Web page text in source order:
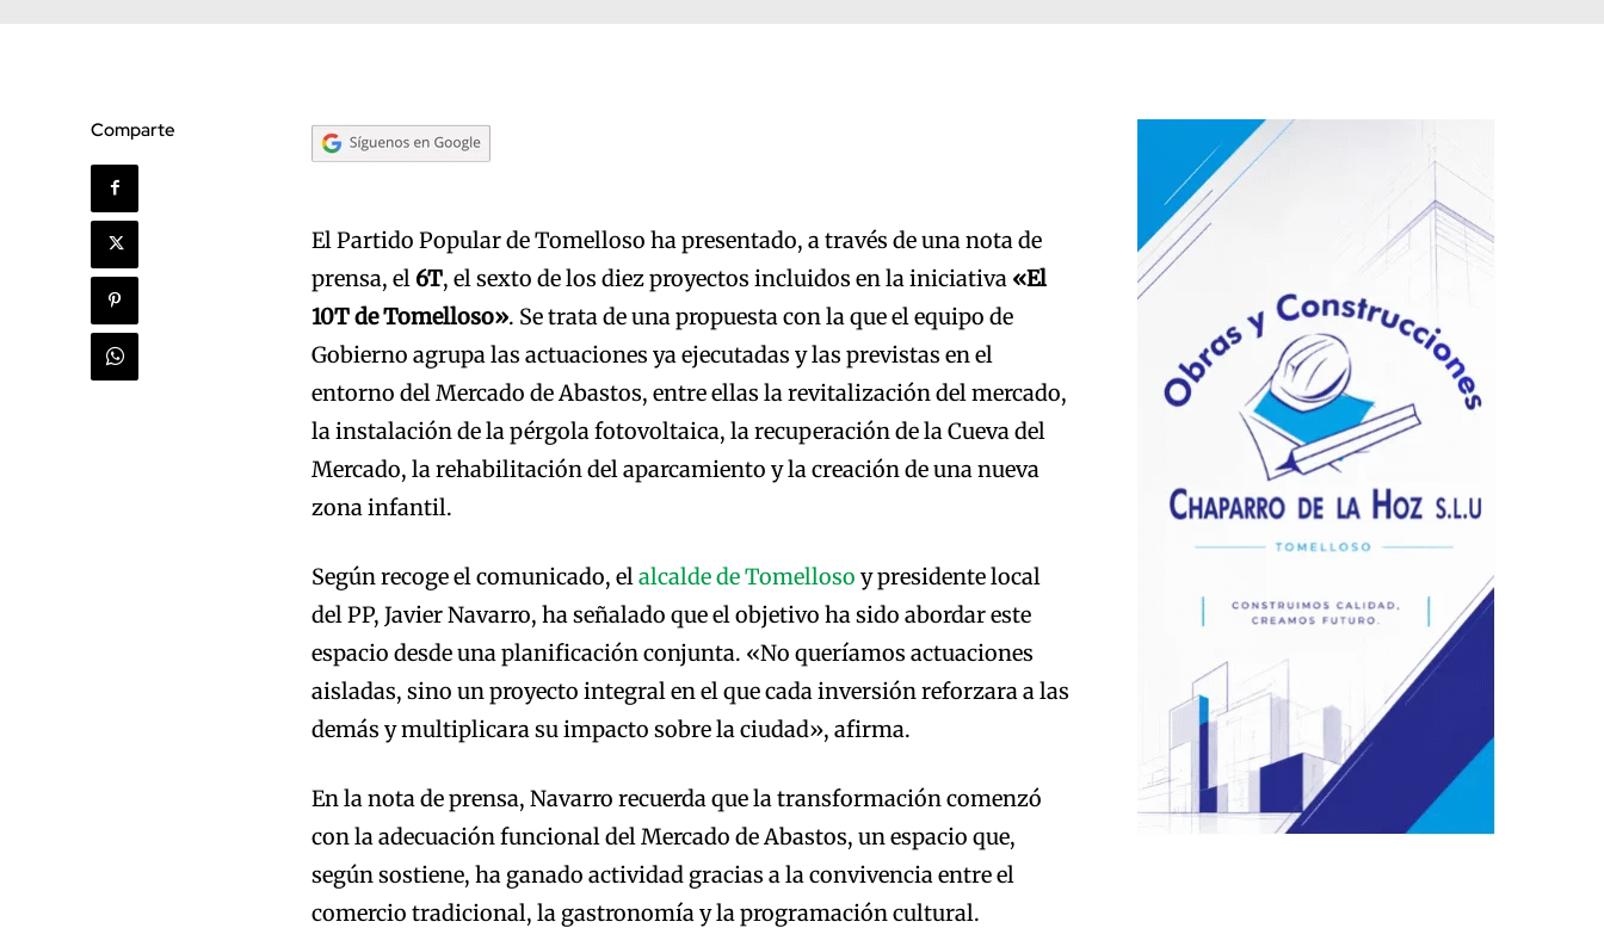
Comparte
El Partido Popular de Tomelloso ha presentado, a través de una nota de
prensa, el 6T, el sexto de los diez proyectos incluidos en la iniciativa «El
10T de Tomelloso». Se trata de una propuesta con la que el equipo de
Gobierno agrupa las actuaciones ya ejecutadas y las previstas en el
entorno del Mercado de Abastos, entre ellas la revitalización del mercado,
la instalación de la pérgola fotovoltaica, la recuperación de la Cueva del
Mercado, la rehabilitación del aparcamiento y la creación de una nueva
zona infantil.
Según recoge el comunicado, elalcalde de Tomelloso y presidente local
del PP, Javier Navarro, ha señalado que el objetivo ha sido abordar este
espacio desde una planificación conjunta. «No queríamos actuaciones
aisladas, sino un proyecto integral en el que cada inversión reforzara a las
demás y multiplicara su impacto sobre la ciudad», afirma.
En la nota de prensa, Navarro recuerda que la transformación comenzó
con la adecuación funcional del Mercado de Abastos, un espacio que,
según sostiene, ha ganado actividad gracias a la convivencia entre el
comercio tradicional, la gastronomía y la programación cultural.